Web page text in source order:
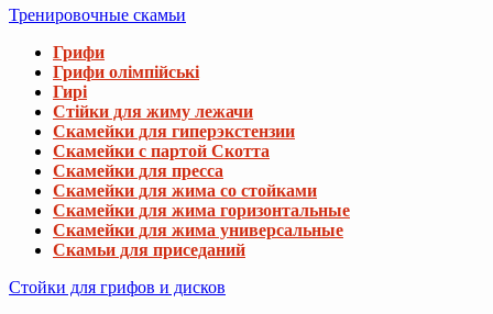
Тренировочные скамьи
Грифи
Грифи олімпійські
Гирі
Стійки для жиму лежачи
Скамейки для гиперэкстензии
Скамейки с партой Скотта
Скамейки для пресса
Скамейки для жима со стойками
Скамейки для жима горизонтальные
Скамейки для жима универсальные
Скамьи для приседаний
Стойки для грифов и дисков